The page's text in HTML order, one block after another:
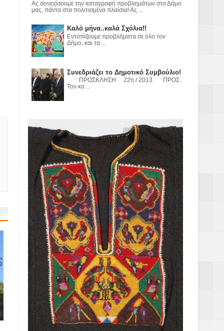
Ας συνεχίσουμε την καταγραφή προβλημάτων στο Δήμο
μας, πάντα στα πολιτισμένα πλαίσια! Ας ...
Καλό μήνα..καλά Σχόλια!!
Εντοπίζουμε προβλήματα σε όλο τον
Δήμο, και τα ...
Συνεδριάζει το Δημοτικό Συμβούλιο!
ΠΡΟΣΚΛΗΣΗ: 22η / 2013 ΠΡΟΣ:
Τον κο ...